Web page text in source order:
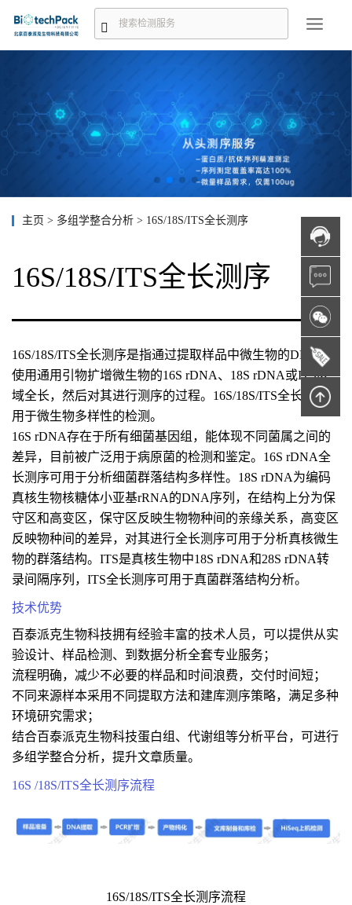
主页 > 多组学整合分析 > 16S/18S/ITS全长测序
16S/18S/ITS全长测序
16S/18S/ITS全长测序是指通过提取样品中微生物的DNA，
使用通用引物扩增微生物的16S rDNA、18S rDNA或ITS区
域全长，然后对其进行测序的过程。16S/18S/ITS全长测序可
用于微生物多样性的检测。
16S rDNA存在于所有细菌基因组，能体现不同菌属之间的
差异，目前被广泛用于病原菌的检测和鉴定。16S rDNA全
长测序可用于分析细菌群落结构多样性。18S rDNA为编码
真核生物核糖体小亚基rRNA的DNA序列，在结构上分为保
守区和高变区，保守区反映生物物种间的亲缘关系，高变区
反映物种间的差异，对其进行全长测序可用于分析真核微生
物的群落结构。ITS是真核生物中18S rDNA和28S rDNA转
录间隔序列，ITS全长测序可用于真菌群落结构分析。
技术优势
百泰派克生物科技拥有经验丰富的技术人员，可以提供从实
验设计、样品检测、到数据分析全套专业服务；
流程明确，减少不必要的样品和时间浪费，交付时间短；
不同来源样本采用不同提取方法和建库测序策略，满足多种
环境研究需求；
结合百泰派克生物科技蛋白组、代谢组等分析平台，可进行
多组学整合分析，提升文章质量。
16S /18S/ITS全长测序流程
16S/18S/ITS全长测序流程